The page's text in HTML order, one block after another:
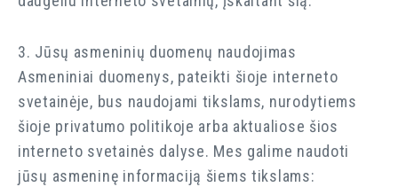
3. Jūsų asmeninių duomenų naudojimas
Asmeniniai duomenys, pateikti šioje interneto
svetainėje, bus naudojami tikslams, nurodytiems
šioje privatumo politikoje arba aktualiose šios
interneto svetainės dalyse. Mes galime naudoti
jūsų asmeninę informaciją šiems tikslams: